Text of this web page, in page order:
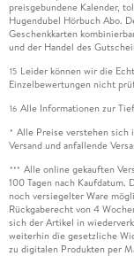
preisgebundene Kalender,
Hugendubel Hörbuch Abo.
Geschenkkarten
und der Handel des
15 Leider können wir die
Einzelbewertungen nicht
16 Alle Informationen zur
* Alle Preise verstehen sich
Versand und anfallende
*** Alle online gekauften
100 Tagen nach Kaufdatum.
noch versiegelter Ware
Rückgaberecht von 4
sich der Artikel in
weiterhin die gesetzliche
zu digitalen Produkten per